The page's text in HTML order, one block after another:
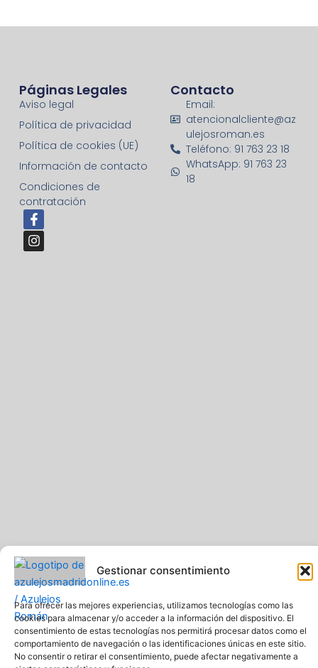
Gestionar consentimiento
Para ofrecer las mejores experiencias, utilizamos tecnologías como las
cookies para almacenar y/o acceder a la información del dispositivo. El
consentimiento de estas tecnologías nos permitirá procesar datos como el
comportamiento de navegación o las identificaciones únicas en este sitio.
No consentir o retirar el consentimiento, puede afectar negativamente a
Páginas Legales
Aviso legal
Política de privacidad
Política de cookies (UE)
Información de contacto
Condiciones de
contratación
Contacto
Email:
atencionalcliente@az
ulejosroman.es
Teléfono: 91 763 23 18
WhatsApp: 91 763 23
18
F
a
c
e
I
n
s
t
Pavimentos y Azulejos Román S.L.. Todos los derechos
reservados
Web creada y diseñada por Pavimentos y Azulejos Román S.L
Comprar azulejos online baratos y de calidad